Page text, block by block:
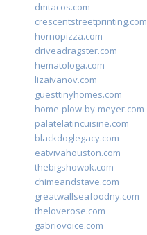
dmtacos.com
crescentstreetprinting.com
hornopizza.com
driveadragster.com
hematologa.com
lizaivanov.com
guesttinyhomes.com
home-plow-by-meyer.com
palatelatincuisine.com
blackdoglegacy.com
eatvivahouston.com
thebigshowok.com
chimeandstave.com
greatwallseafoodny.com
theloverose.com
gabriovoice.com